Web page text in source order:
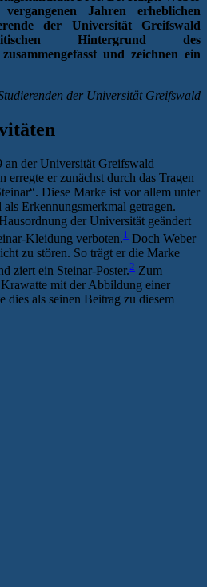
Jahren erheblichen
der Universität Greifswald
Hintergrund des
und zeichnen ein
der Universität Greifswald
an der Universität Greifswald
erregte er zunächst durch das Tragen
Diese Marke ist vor allem unter
Erkennungsmerkmal getragen.
der Universität geändert
Kleidung verboten.1 Doch Weber
zu stören. So trägt er die Marke
ziert ein Steinar-Poster.2 Zum
mit der Abbildung einer
dies als seinen Beitrag zu diesem